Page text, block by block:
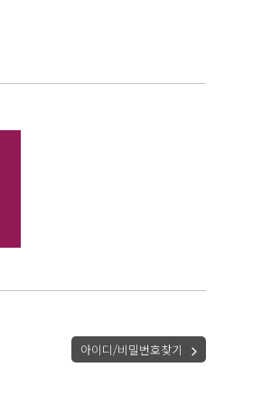
아이디/비밀번호찾기